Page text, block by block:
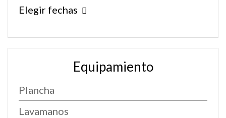
Elegir fechas
Equipamiento
Plancha
Lavamanos